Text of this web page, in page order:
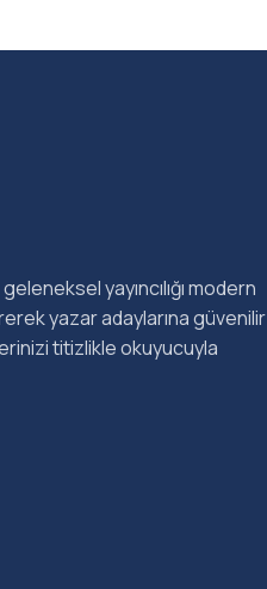
yayıncılığı modern
yazar adaylarına güvenilir
titizlikle okuyucuyla